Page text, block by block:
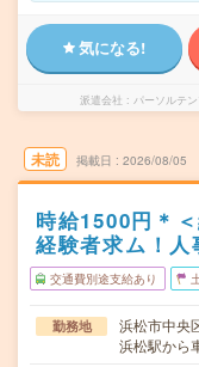
気になる!
派遣会社 パーソルテ
未読 掲載日 2026/08/05
時給1500円＊
経験者求ム！人
交通費別途支給あり
勤務地
浜松市中央
浜松駅から